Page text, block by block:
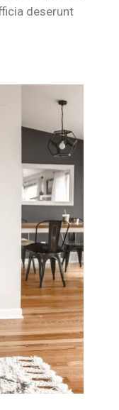
deserunt